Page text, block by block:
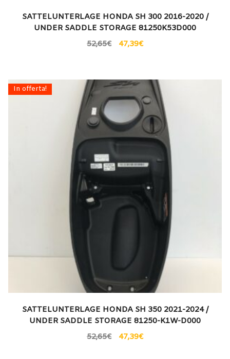
SATTELUNTERLAGE HONDA SH 300 2016-2020 /
UNDER SADDLE STORAGE 81250K53D000
52,65€ 47,39€
In offerta!
SATTELUNTERLAGE HONDA SH 350 2021-2024 /
UNDER SADDLE STORAGE 81250-K1W-D000
52,65€ 47,39€